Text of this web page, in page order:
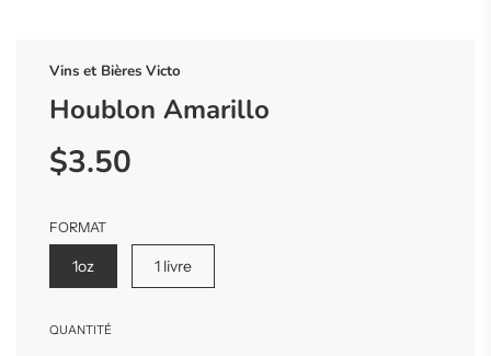
Vins et Bières Victo
Houblon Amarillo
Prix
réduit
Prix
régulier
$3.50
FORMAT
1oz 1 livre
QUANTITÉ